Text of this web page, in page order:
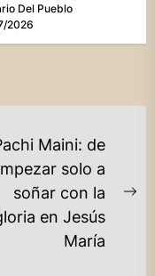
Del Pueblo
2026
Maini: de
solo a
soñar con la
en Jesús
María